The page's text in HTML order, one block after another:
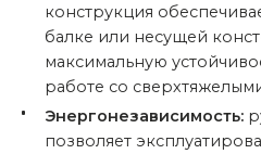
конструкция
балке или несущей
максимальную
работе со
Энергонезависимость:
позволяет